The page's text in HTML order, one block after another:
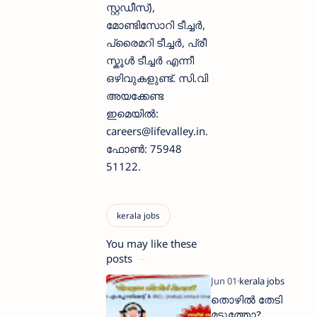
സ്റ്റഡീസ്),
മോണ്ടിസോറി ടീച്ചർ,
പ്രൈമറി ടീച്ചർ, പ്രീ
സ്കൂൾ ടീച്ചർ എന്നീ
ഒഴിവുകളുണ്ട്. സി.വി
അയക്കേണ്ട
ഇമെയിൽ:
careers@lifevalley.in.
ഫോൺ: 75948
51122.
You may like these
posts
തൊഴിൽ തേടി